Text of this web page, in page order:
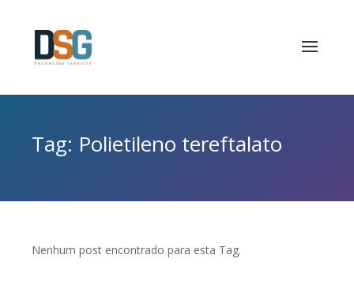
Tag: Polietileno tereftalato
Nenhum post encontrado para esta Tag.